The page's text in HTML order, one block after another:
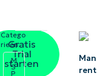
Gratis
Trial
starten
Catego
rieën:
M
S
P